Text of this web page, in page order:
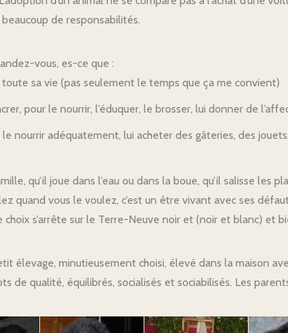
de responsabilités.
vous, es-ce que :
toute sa vie (pas seulement le temps que ça me convient)
pour le nourrir, l’éduquer, le brosser, lui donner de
le nourrir adéquatement, lui acheter des gâteries, des
qu’il joue dans l’eau ou dans la boue, qu’il salisse les
quand vous le voulez, c’est un être vivant avec ses
s’arrête sur le Terre-Neuve noir et (noir et blanc) et
élevage, minutieusement choisi, élevé dans la maison
de qualité, équilibrés, socialisés et sociabilisés. Les